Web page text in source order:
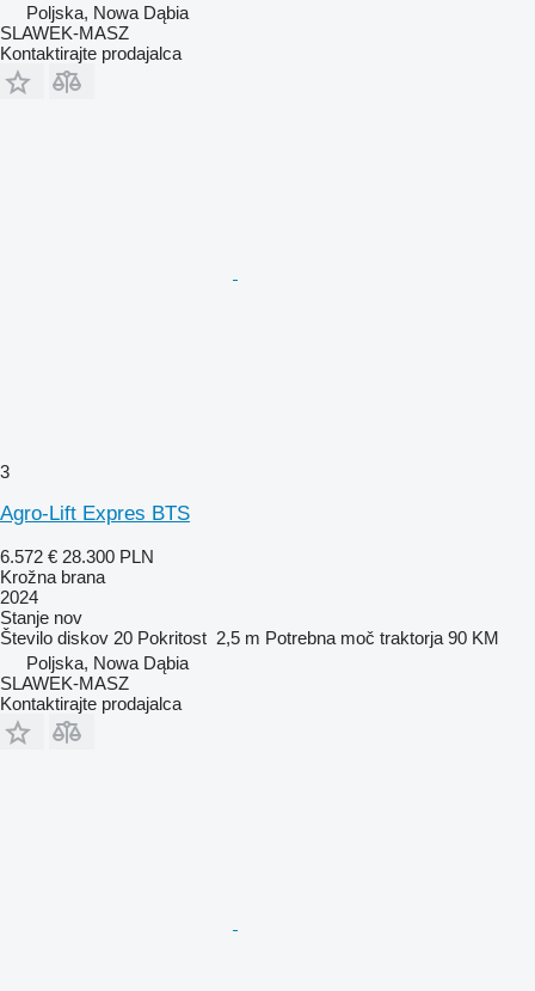
Poljska, Nowa Dąbia
SLAWEK-MASZ
Kontaktirajte prodajalca
3
Agro-Lift Expres BTS
6.572 € 28.300 PLN
Krožna brana
2024
Stanje nov
Število diskov 20 Pokritost 2,5 m Potrebna moč traktorja 90 KM
Poljska, Nowa Dąbia
SLAWEK-MASZ
Kontaktirajte prodajalca